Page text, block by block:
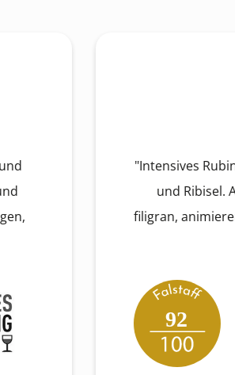
"Intensives
und Ribisel. Am
filigran,